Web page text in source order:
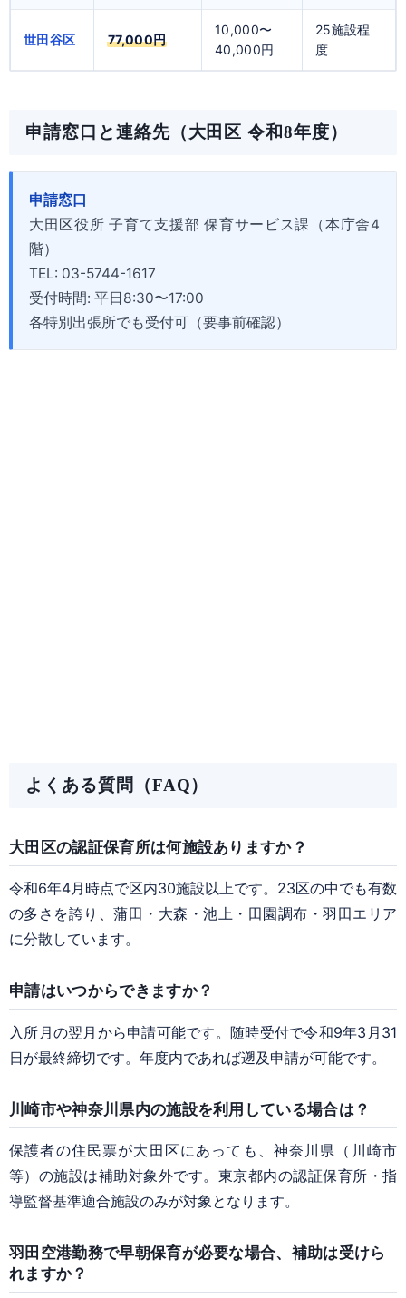
世田谷区 77,000円
10,000〜
40,000円
25施設程
度
申請窓口と連絡先（大田区 令和8年度）
申請窓口
大田区役所 子育て支援部 保育サービス課（本庁舎4
階）
TEL: 03-5744-1617
受付時間: 平日8:30〜17:00
各特別出張所でも受付可（要事前確認）
よくある質問（FAQ）
大田区の認証保育所は何施設ありますか？
令和6年4月時点で区内30施設以上です。23区の中でも有数
の多さを誇り、蒲田・大森・池上・田園調布・羽田エリア
に分散しています。
申請はいつからできますか？
入所月の翌月から申請可能です。随時受付で令和9年3月31
日が最終締切です。年度内であれば遡及申請が可能です。
川崎市や神奈川県内の施設を利用している場合は？
保護者の住民票が大田区にあっても、神奈川県（川崎市
等）の施設は補助対象外です。東京都内の認証保育所・指
導監督基準適合施設のみが対象となります。
羽田空港勤務で早朝保育が必要な場合、補助は受けら
れますか？